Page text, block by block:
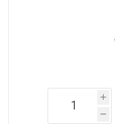
i
h